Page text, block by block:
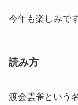
今年も楽しみで
読み方
渡会雲雀という